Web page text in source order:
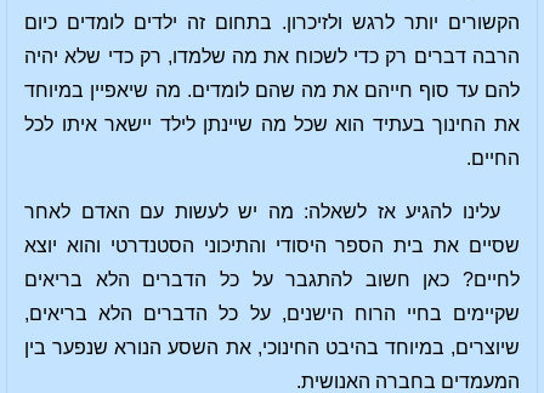
הקשורים יותר לרגש ולזיכרון. בתחום זה ילדים לומדים כיום
הרבה דברים רק כדי לשכוח את מה שלמדו, רק כדי שלא יהיה
להם עד סוף חייהם את מה שהם לומדים. מה שיאפיין במיוחד
את החינוך בעתיד הוא שכל מה שיינתן לילד יישאר איתו לכל
החיים.
עלינו להגיע אז לשאלה: מה יש לעשות עם האדם לאחר
שסיים את בית הספר היסודי והתיכוני הסטנדרטי והוא יוצא
לחיים? כאן חשוב להתגבר על כל הדברים הלא בריאים
שקיימים בחיי הרוח הישנים, על כל הדברים הלא בריאים,
שיוצרים, במיוחד בהיבט החינוכי, את השסע הנורא שנפער בין
המעמדים בחברה האנושית.